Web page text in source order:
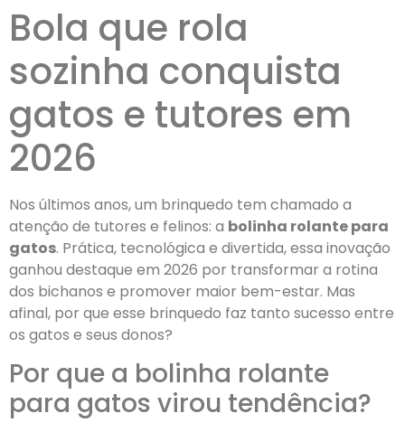
Bola que rola
sozinha conquista
gatos e tutores em
2026
Nos últimos anos, um brinquedo tem chamado a
atenção de tutores e felinos: a bolinha rolante para
gatos. Prática, tecnológica e divertida, essa inovação
ganhou destaque em 2026 por transformar a rotina
dos bichanos e promover maior bem-estar. Mas
afinal, por que esse brinquedo faz tanto sucesso entre
os gatos e seus donos?
Por que a bolinha rolante
para gatos virou tendência?